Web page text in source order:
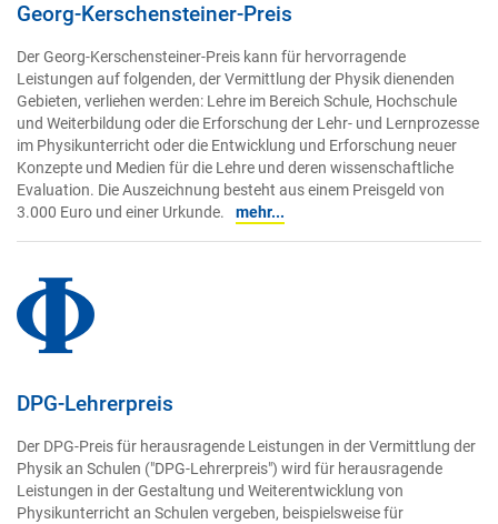
Georg-Kerschensteiner-Preis
Der Georg-Kerschensteiner-Preis kann für hervorragende
Leistungen auf folgenden, der Vermittlung der Physik dienenden
Gebieten, verliehen werden: Lehre im Bereich Schule, Hochschule
und Weiterbildung oder die Erforschung der Lehr- und Lernprozesse
im Physikunterricht oder die Entwicklung und Erforschung neuer
Konzepte und Medien für die Lehre und deren wissenschaftliche
Evaluation. Die Auszeichnung besteht aus einem Preisgeld von
3.000 Euro und einer Urkunde.
mehr...
DPG-Lehrerpreis
Der DPG-Preis für herausragende Leistungen in der Vermittlung der
Physik an Schulen ("DPG-Lehrerpreis") wird für herausragende
Leistungen in der Gestaltung und Weiterentwicklung von
Physikunterricht an Schulen vergeben, beispielsweise für